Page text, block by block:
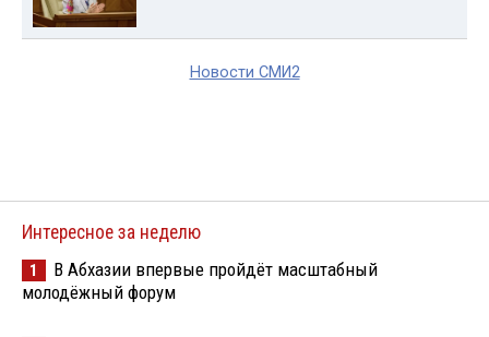
Новости СМИ2
Интересное за неделю
1
В Абхазии впервые пройдёт масштабный
молодёжный форум